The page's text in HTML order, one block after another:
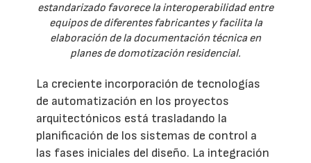
estandarizado favorece la interoperabilidad entre
equipos de diferentes fabricantes y facilita la
elaboración de la documentación técnica en
planes de domotización residencial.
La creciente incorporación de tecnologías
de automatización en los proyectos
arquitectónicos está trasladando la
planificación de los sistemas de control a
las fases iniciales del diseño. La integración